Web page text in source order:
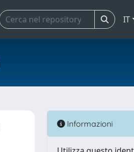
IT
Informazioni